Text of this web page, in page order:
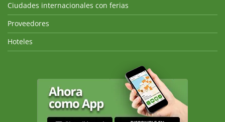
Ciudades internacionales con ferias
Proveedores
Hoteles